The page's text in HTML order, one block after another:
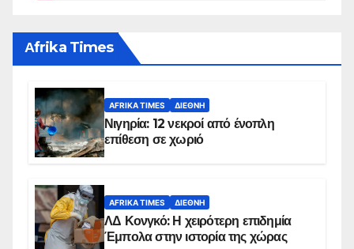
Αfrika Times
AFRIKA TIMES ΔΙΕΘΝΉ
Νιγηρία: 12 νεκροί από ένοπλη
επίθεση σε χωριό
AFRIKA TIMES ΔΙΕΘΝΉ
ΛΔ Κονγκό: Η χειρότερη επιδημία
Έμπολα στην ιστορία της χώρας